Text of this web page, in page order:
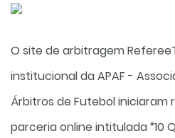
O site de arbitragem
institucional da APAF -
Árbitros de Futebol
parceria online intitulada “10